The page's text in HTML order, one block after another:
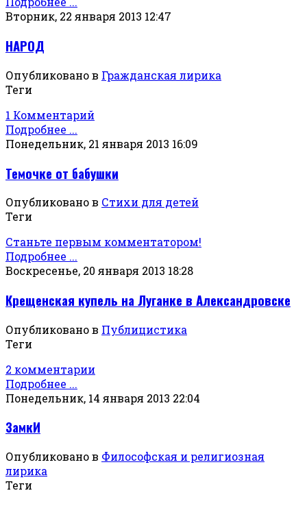
Вторник, 22 января 2013 12:47
НАРОД
Опубликовано в Гражданская лирика
Теги
1 Комментарий
Подробнее ...
Понедельник, 21 января 2013 16:09
Темочке от бабушки
Опубликовано в Стихи для детей
Теги
Станьте первым комментатором!
Подробнее ...
Воскресенье, 20 января 2013 18:28
Крещенская купель на Луганке в Александровске
Опубликовано в Публицистика
Теги
2 комментарии
Подробнее ...
Понедельник, 14 января 2013 22:04
ЗамкИ
Опубликовано в Философская и религиозная
лирика
Теги